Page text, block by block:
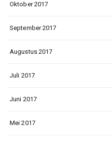
Oktober 2017
September 2017
Augustus 2017
Juli 2017
Juni 2017
Mei 2017